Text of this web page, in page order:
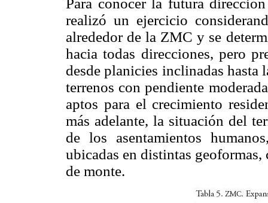
realizó un ejercicio
alrededor de la ZMC y se
hacia todas direcciones, pero
desde planicies inclinadas hasta
terrenos con pendiente
aptos para el crecimiento
más adelante, la situación del
de los asentamientos
ubicadas en distintas
de monte.